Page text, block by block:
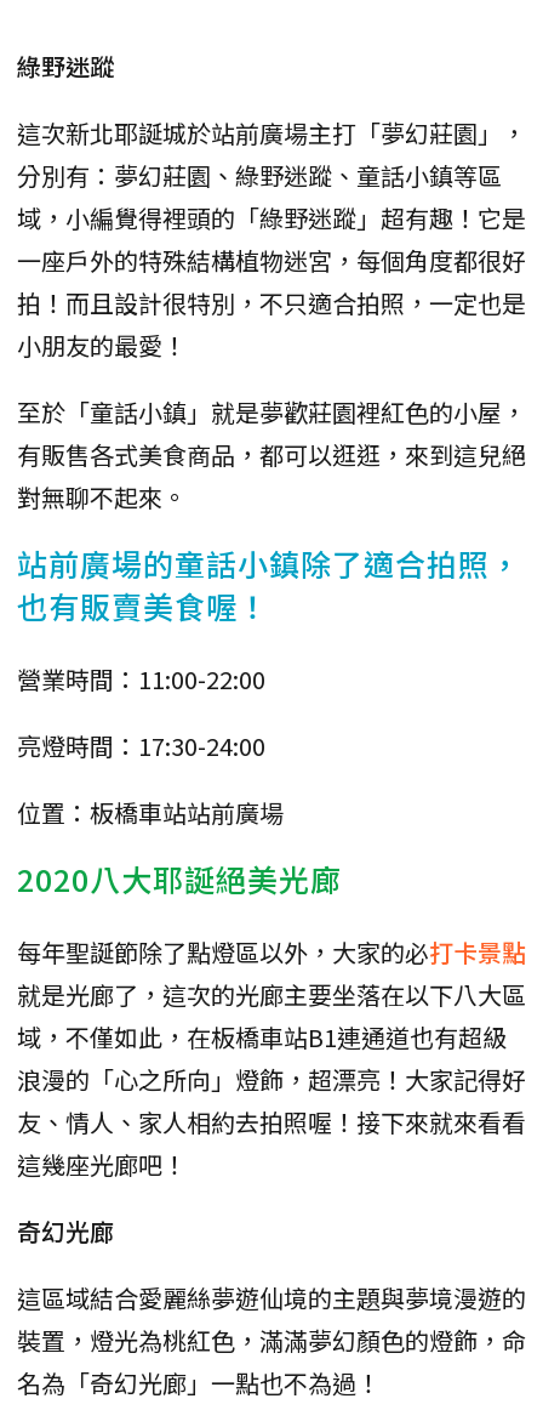
綠野迷蹤
這次新北耶誕城於站前廣場主打「夢幻莊園」，
分別有：夢幻莊園、綠野迷蹤、童話小鎮等區
域，小編覺得裡頭的「綠野迷蹤」超有趣！它是
一座戶外的特殊結構植物迷宮，每個角度都很好
拍！而且設計很特別，不只適合拍照，一定也是
小朋友的最愛！
至於「童話小鎮」就是夢歡莊園裡紅色的小屋，
有販售各式美食商品，都可以逛逛，來到這兒絕
對無聊不起來。
站前廣場的童話小鎮除了適合拍照，
也有販賣美食喔！
營業時間：11:00-22:00
亮燈時間：17:30-24:00
位置：板橋車站站前廣場
2020八大耶誕絕美光廊
每年聖誕節除了點燈區以外，大家的必打卡景點
就是光廊了，這次的光廊主要坐落在以下八大區
域，不僅如此，在板橋車站B1連通道也有超級
浪漫的「心之所向」燈飾，超漂亮！大家記得好
友、情人、家人相約去拍照喔！接下來就來看看
這幾座光廊吧！
奇幻光廊
這區域結合愛麗絲夢遊仙境的主題與夢境漫遊的
裝置，燈光為桃紅色，滿滿夢幻顏色的燈飾，命
名為「奇幻光廊」一點也不為過！